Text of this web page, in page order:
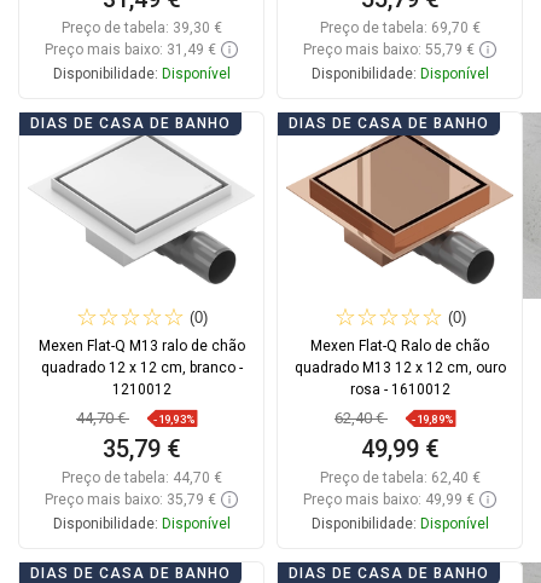
Preço de tabela: 39,30 €
Preço mais baixo: 31,49 €
Disponibilidade: Disponível
Adicionar
Favoritos
Comparar
Preço de tabela: 69,70 €
Preço mais baixo: 55,79 €
Disponibilidade: Disponível
Adicionar
Favoritos
Comparar
DIAS DE CASA DE BANHO
(0)
Mexen Flat-Q M13 ralo de chão
quadrado 12 x 12 cm, branco -
1210012
44,70 € -19,93%
35,79 €
Preço de tabela: 44,70 €
Preço mais baixo: 35,79 €
Disponibilidade: Disponível
Adicionar
DIAS DE CASA DE BANHO
(0)
Mexen Flat-Q Ralo de chão
quadrado M13 12 x 12 cm, ouro
rosa - 1610012
62,40 € -19,89%
49,99 €
Preço de tabela: 62,40 €
Preço mais baixo: 49,99 €
Disponibilidade: Disponível
Adicionar
DIAS DE CASA DE BANHO DIAS DE CASA DE BANHO